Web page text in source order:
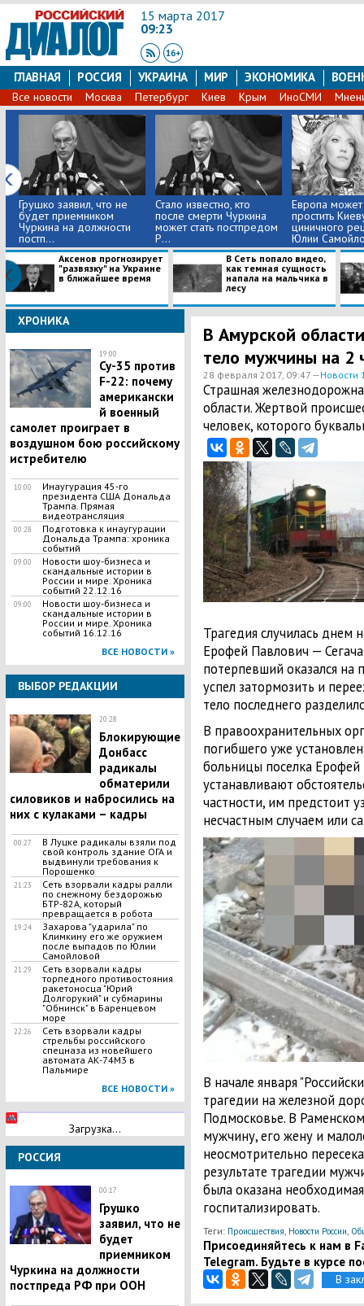
15 марта 2017
09:23
ГЛАВНАЯ РОССИЯ УКРАИНА МИР ЭКОНОМИКА
Все новости Москва Петербург Киев Крым ИноСМИ
Грушко заявил, что не
будет приемником
Чуркина на должности
постп...
Стало известно, кто
после смерти Чуркина
может стать постпредом
Р...
Европа
простить
циничного
Юлии
Аксенов прогнозирует
"развязку" на Украине
в ближайшее время
В Сеть попало видео,
как темная сущность
напала на мальчика в
лесу
ХРОНИКА
19:00
Су-35 против
F-22: почему
американски
й военный
самолет проиграет в
воздушном бою российскому
истребителю
10:00
Инаугурация 45-го
президента США Дональда
Трампа. Прямая
видеотрансляция
00:28
Подготовка к инаугурации
Дональда Трампа: хроника
событий
09:00
Новости шоу-бизнеса и
скандальные истории в
России и мире. Хроника
событий 22.12.16
09:00
Новости шоу-бизнеса и
скандальные истории в
России и мире. Хроника
событий 16.12.16
ВСЕ НОВОСТИ »
ВЫБОР РЕДАКЦИИ
20:28
Блокирующие
Донбасс
радикалы
обматерили
силовиков и набросились на
них с кулаками – кадры
00:27
В Луцке радикалы взяли под
свой контроль здание ОГА и
выдвинули требования к
Порошенко
21:23
Сеть взорвали кадры ралли
по снежному бездорожью
БТР-82А, который
превращается в робота
19:24
Захарова "ударила" по
Климкину его же оружием
после выпадов по Юлии
Самойловой
21:29
Сеть взорвали кадры
торпедного противостояния
ракетоносца "Юрий
Долгорукий" и субмарины
"Обнинск" в Баренцевом
море
22:26
Сеть взорвали кадры
стрельбы российского
спецназа из новейшего
автомата АК-74М3 в
Пальмире
ВСЕ НОВОСТИ »
Загрузка...
РОССИЯ
00:17
Грушко
заявил, что не
будет
приемником
Чуркина на должности
постпреда РФ при ООН
В Амурской
тело мужчины на 2
28 февраля 2017, 09:47 —Новости
​Страшная
области. Жертвой
человек, которого
Трагедия случилась днем
Ерофей Павлович —
потерпевший оказался на
успел затормозить и
тело последнего
В правоохранительных
погибшего уже
больницы поселка Ерофей
устанавливают
частности, им предстоит
несчастным случаем или
В начале января
трагедии на железной
Подмосковье. В
мужчину, его жену и
неосмотрительно
результате трагедии
была оказана
госпитализировать.
Теги: Происшествия, Новости России,
Присоединяйтесь к нам в
Telegram. Будьте в курсе
В